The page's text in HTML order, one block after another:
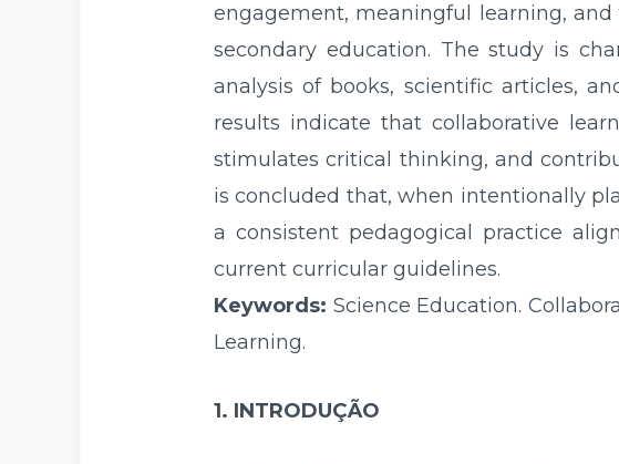
engagement, meaningful learning,
secondary education. The study is
analysis of books, scientific articles,
results indicate that collaborative
stimulates critical thinking, and
is concluded that, when intentionally
a consistent pedagogical practice
current curricular guidelines.
Keywords: Science Education.
Learning.
1. INTRODUÇÃO